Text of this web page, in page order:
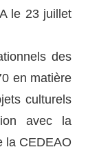
le 23 juillet
des
en matière
culturels
avec la
la CEDEAO